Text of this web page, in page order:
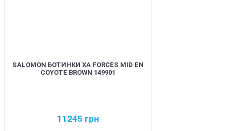
SALOMON БОТИНКИ XA FORCES MID EN
COYOTE BROWN 149901
11245 грн